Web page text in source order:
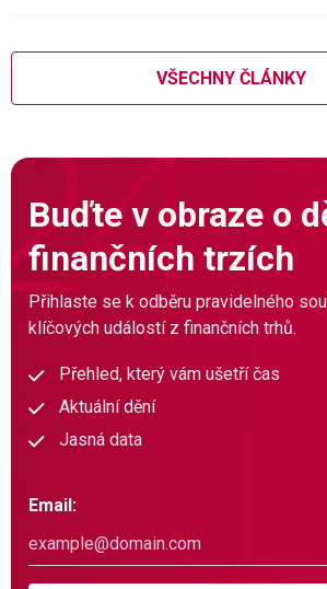
VŠECHNY ČLÁNKY
Buďte v obraze o
finančních trzích
Přihlaste se k odběru pravidelného
klíčových událostí z finančních trhů.
Přehled, který vám ušetří čas
Aktuální dění
Jasná data
Email: